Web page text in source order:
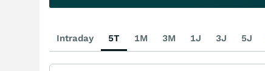
Intraday 5T 1M 3M 1J 3J 5J